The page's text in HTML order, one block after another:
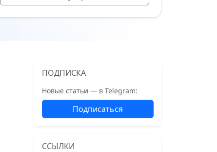
ПОДПИСКА
Новые статьи — в Telegram:
Подписаться
ССЫЛКИ